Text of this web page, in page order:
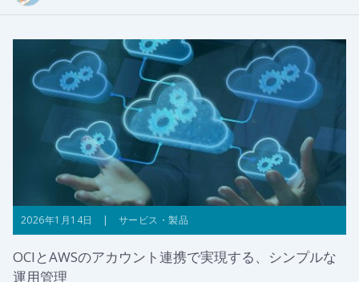
2026年1月14日 | サービス・製品
OCIとAWSのアカウント連携で実現する、シンプルな
運用管理